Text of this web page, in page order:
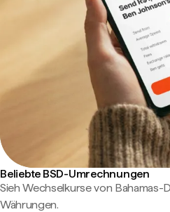
Beliebte BSD-Umrechnungen
Sieh Wechselkurse von
Währungen.